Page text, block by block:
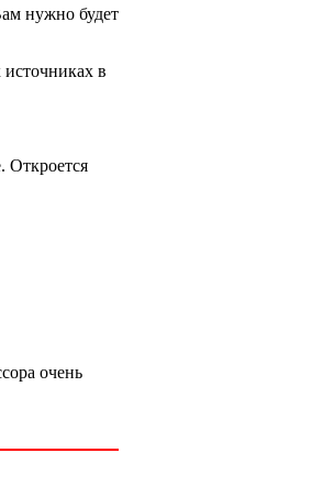
нужно будет
в
Откроется
очень